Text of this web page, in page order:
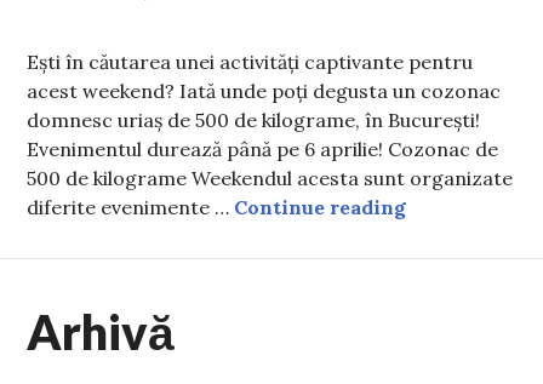
Ești în căutarea unei activități captivante pentru
acest weekend? Iată unde poți degusta un cozonac
domnesc uriaș de 500 de kilograme, în București!
Evenimentul durează până pe 6 aprilie! Cozonac de
500 de kilograme Weekendul acesta sunt organizate
diferite evenimente … Continue readingUnde poți
Arhivă